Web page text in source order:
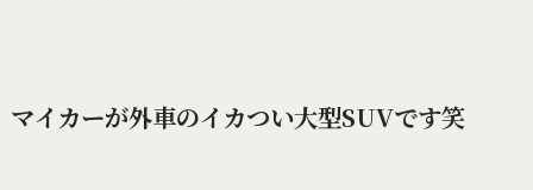
マイカーが外車のイカつい大型SUVです笑